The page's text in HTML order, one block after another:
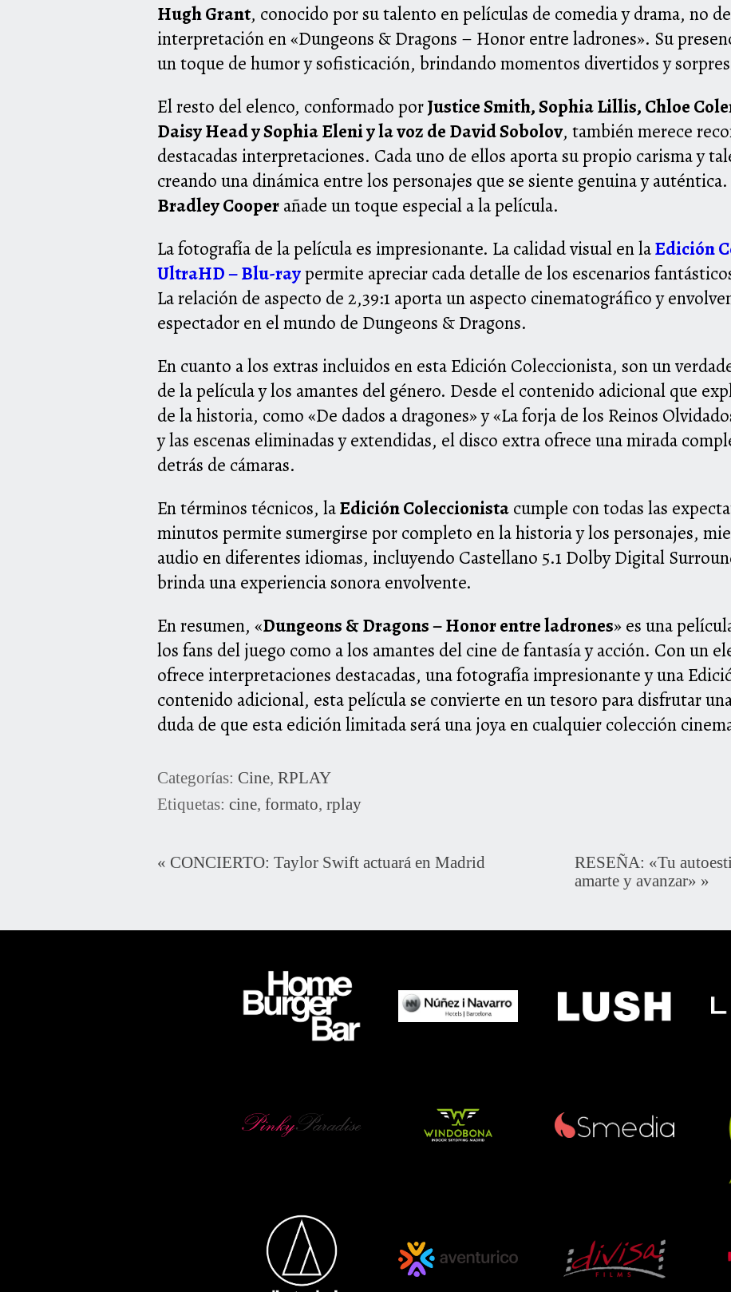
Hugh Grant, conocido por su talento en películas de comedia y drama, no
interpretación en «Dungeons & Dragons – Honor entre ladrones». Su
un toque de humor y sofisticación, brindando momentos divertidos y
El resto del elenco, conformado porJustice Smith, Sophia Lillis, Chloe
Daisy Head y Sophia Eleni y la voz de David Sobolov, también merece
destacadas interpretaciones. Cada uno de ellos aporta su propio carisma y
creando una dinámica entre los personajes que se siente genuina y
Bradley Cooperañade un toque especial a la película.
La fotografía de la película es impresionante. La calidad visual en laEdición
UltraHD – Blu-raypermite apreciar cada detalle de los escenarios
La relación de aspecto de 2,39:1 aporta un aspecto cinematográfico y
espectador en el mundo de Dungeons & Dragons.
En cuanto a los extras incluidos en esta Edición Coleccionista, son un
de la película y los amantes del género. Desde el contenido adicional que
de la historia, como «De dados a dragones» y «La forja de los Reinos
y las escenas eliminadas y extendidas, el disco extra ofrece una mirada
detrás de cámaras.
En términos técnicos, laEdición Coleccionistacumple con todas las
minutos permite sumergirse por completo en la historia y los personajes,
audio en diferentes idiomas, incluyendo Castellano 5.1 Dolby Digital
brinda una experiencia sonora envolvente.
En resumen, «Dungeons & Dragons – Honor entre ladrones» es una
los fans del juego como a los amantes del cine de fantasía y acción. Con un
ofrece interpretaciones destacadas, una fotografía impresionante y una
contenido adicional, esta película se convierte en un tesoro para disfrutar
duda de que esta edición limitada será una joya en cualquier colección
Categorías: Cine, RPLAY
Etiquetas: cine, formato, rplay
« CONCIERTO: Taylor Swift actuará en Madrid
RESEÑA: «Tu
amarte y avanzar» »